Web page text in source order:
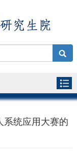
系统应用大赛的